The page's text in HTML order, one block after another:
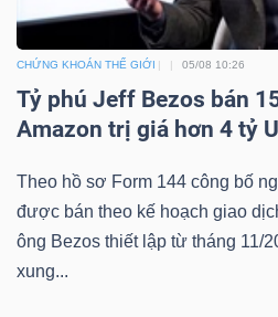
CHỨNG KHOÁN THẾ GIỚI 05/08 10:26
Tỷ phú Jeff Bezos bán
Amazon trị giá hơn 4 tỷ
Theo hồ sơ Form 144 công bố
được bán theo kế hoạch giao
ông Bezos thiết lập từ tháng 11/
xung...
thông
chính